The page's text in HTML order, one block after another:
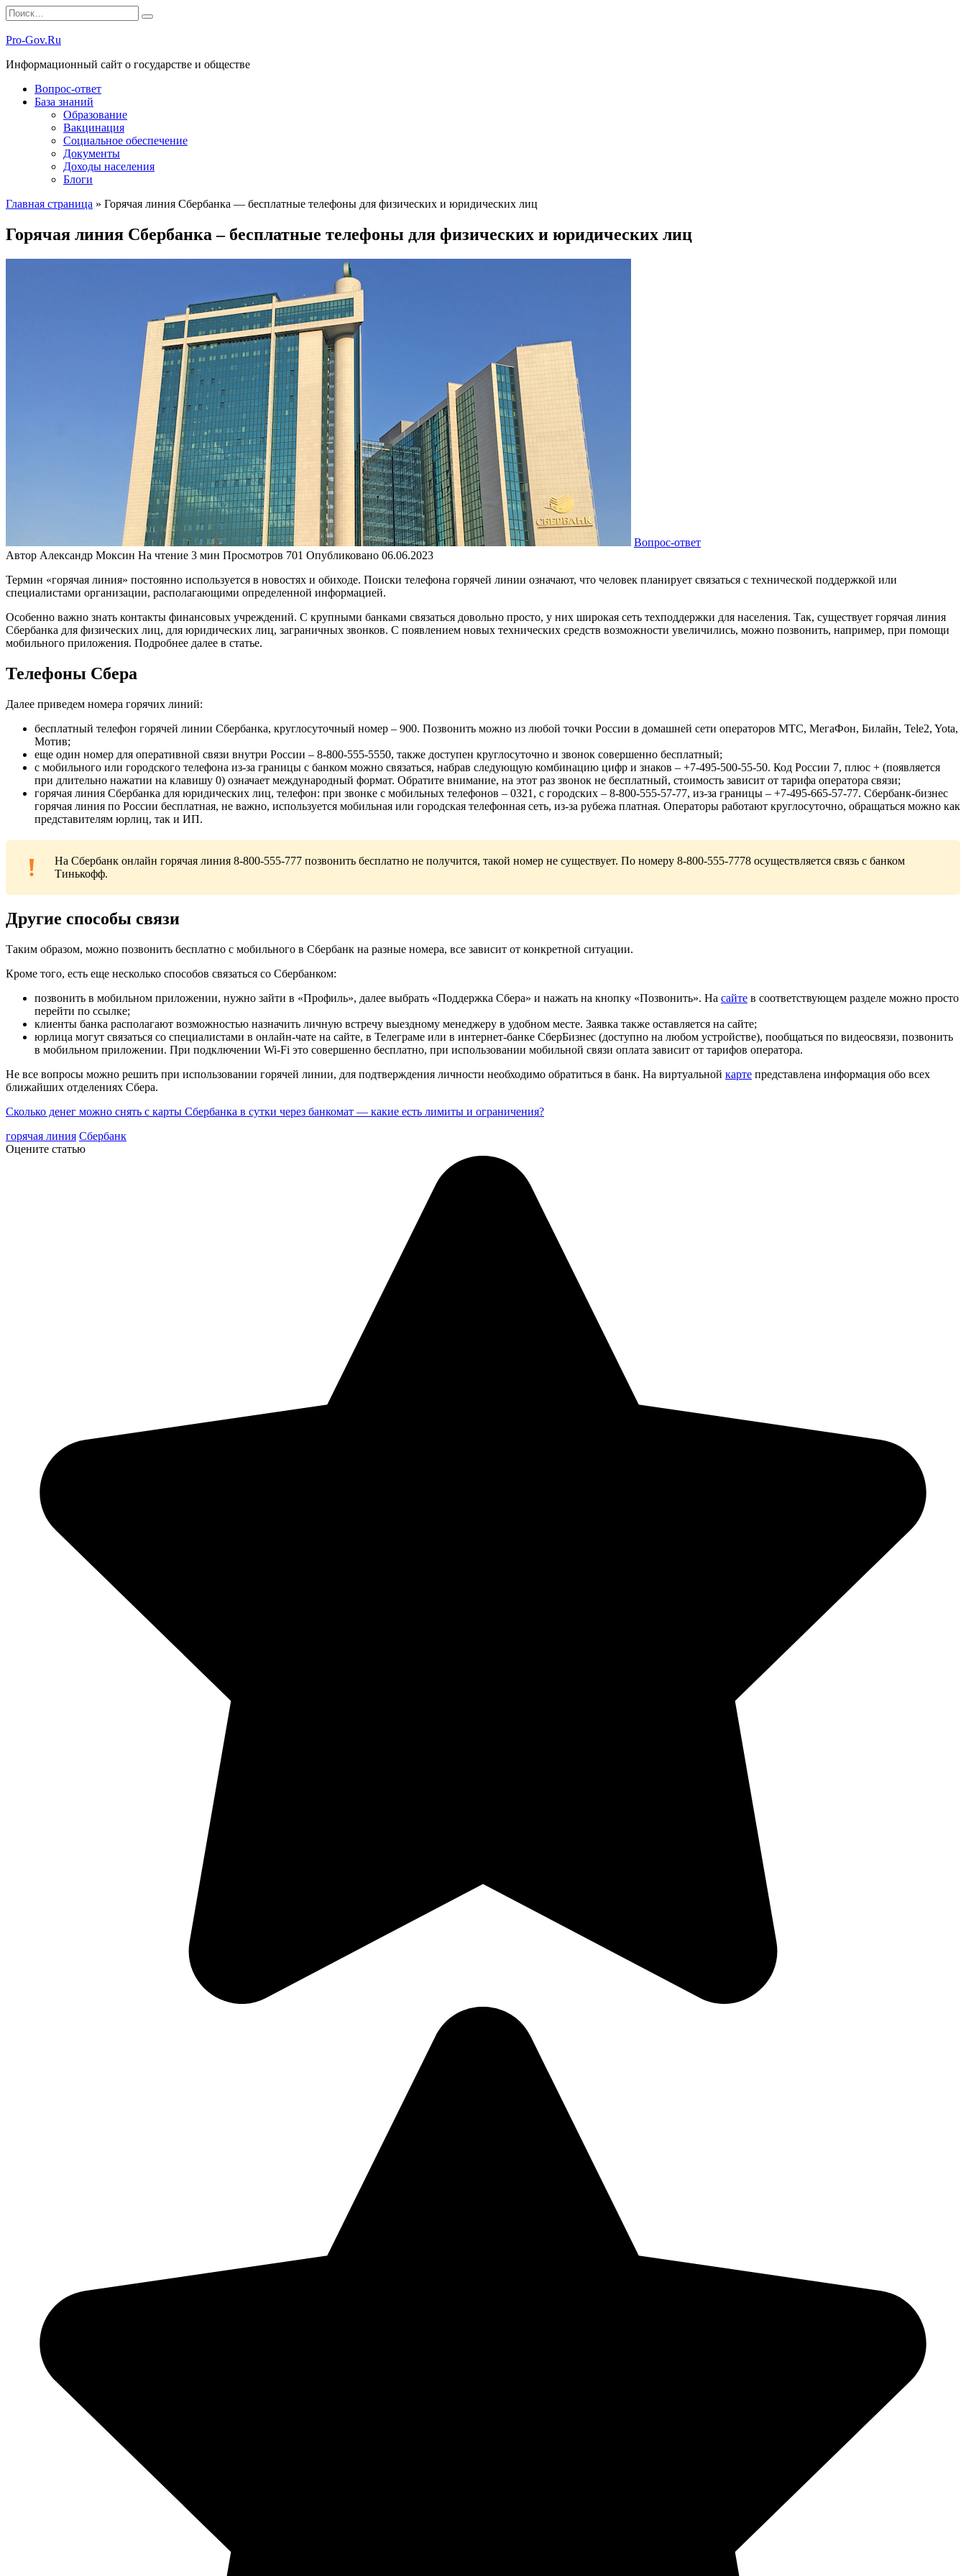
Перейти
к
содержанию
Search
for:
Pro-Gov.Ru
Информационный сайт о государстве и обществе
Вопрос-ответ
База знаний
Образование
Вакцинация
Социальное обеспечение
Документы
Доходы населения
Блоги
Главная страница » Горячая линия Сбербанка — бесплатные телефоны для физических и юридических лиц
Горячая линия Сбербанка – бесплатные телефоны для физических и юридических лиц
Вопрос-ответ
Автор Александр Моксин На чтение 3 мин Просмотров 701 Опубликовано 06.06.2023
Термин «горячая линия» постоянно используется в новостях и обиходе. Поиски телефона горячей линии означают, что человек планирует связаться с технической поддержкой или
специалистами организации, располагающими определенной информацией.
Особенно важно знать контакты финансовых учреждений. С крупными банками связаться довольно просто, у них широкая сеть техподдержки для населения. Так, существует горячая линия
Сбербанка для физических лиц, для юридических лиц, заграничных звонков. С появлением новых технических средств возможности увеличились, можно позвонить, например, при помощи
мобильного приложения. Подробнее далее в статье.
Телефоны Сбера
Далее приведем номера горячих линий:
бесплатный телефон горячей линии Сбербанка, круглосуточный номер – 900. Позвонить можно из любой точки России в домашней сети операторов МТС, МегаФон, Билайн, Tele2, Yota,
Мотив;
еще один номер для оперативной связи внутри России – 8-800-555-5550, также доступен круглосуточно и звонок совершенно бесплатный;
с мобильного или городского телефона из-за границы с банком можно связаться, набрав следующую комбинацию цифр и знаков – +7-495-500-55-50. Код России 7, плюс + (появляется
при длительно нажатии на клавишу 0) означает международный формат. Обратите внимание, на этот раз звонок не бесплатный, стоимость зависит от тарифа оператора связи;
горячая линия Сбербанка для юридических лиц, телефон: при звонке с мобильных телефонов – 0321, с городских – 8-800-555-57-77, из-за границы – +7-495-665-57-77. Сбербанк-бизнес
горячая линия по России бесплатная, не важно, используется мобильная или городская телефонная сеть, из-за рубежа платная. Операторы работают круглосуточно, обращаться можно как
представителям юрлиц, так и ИП.
На Сбербанк онлайн горячая линия 8-800-555-777 позвонить бесплатно не получится, такой номер не существует. По номеру 8-800-555-7778 осуществляется связь с банком
Тинькофф.
Другие способы связи
Таким образом, можно позвонить бесплатно с мобильного в Сбербанк на разные номера, все зависит от конкретной ситуации.
Кроме того, есть еще несколько способов связаться со Сбербанком:
позвонить в мобильном приложении, нужно зайти в «Профиль», далее выбрать «Поддержка Сбера» и нажать на кнопку «Позвонить». На сайте в соответствующем разделе можно просто
перейти по ссылке;
клиенты банка располагают возможностью назначить личную встречу выездному менеджеру в удобном месте. Заявка также оставляется на сайте;
юрлица могут связаться со специалистами в онлайн-чате на сайте, в Телеграме или в интернет-банке СберБизнес (доступно на любом устройстве), пообщаться по видеосвязи, позвонить
в мобильном приложении. При подключении Wi-Fi это совершенно бесплатно, при использовании мобильной связи оплата зависит от тарифов оператора.
Не все вопросы можно решить при использовании горячей линии, для подтверждения личности необходимо обратиться в банк. На виртуальной карте представлена информация обо всех
ближайших отделениях Сбера.
Сколько денег можно снять с карты Сбербанка в сутки через банкомат — какие есть лимиты и ограничения?
горячая линия Сбербанк
Оцените статью